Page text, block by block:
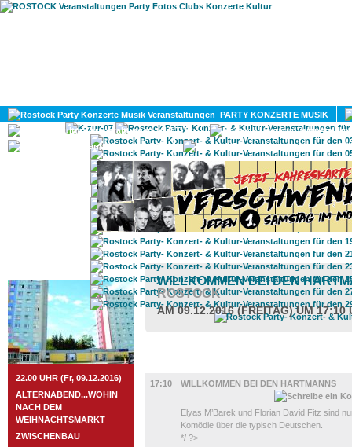
PARTY KONZERTE MUSIK
KULTUR
GAY
ROSTOCK TAGESTIPP
22.00 UHR (Fr, 09.12.2016)
ÄLTERNABEND...WOHIN
NACH DEM
WEIHNACHTSMARKT
ZWISCHENBAU
WILLKOMMEN BEI DEN
ROSTOCK
AM 09.12.2016 (FREITAG) UM 17:10
17:10
WILLKOMMEN BEI DEN HARTMANNS
Elyas M’Barek und Florian David Fitz sind
Komödie über die typisch Deutschen.
*/ ?>